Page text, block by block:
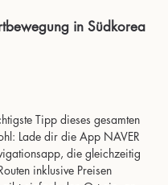
in Südkorea
Tipp dieses gesamten
Lade dir die App NAVER
die gleichzeitig
inklusive Preisen